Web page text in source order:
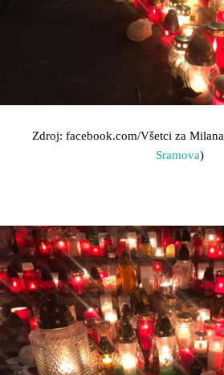
Zdroj: facebook.com/Všetci za Milana
Sramova)